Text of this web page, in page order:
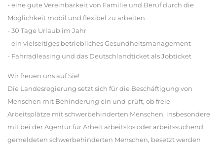
- eine gute Vereinbarkeit von Familie und Beruf durch die
Möglichkeit mobil und flexibel zu arbeiten
- 30 Tage Urlaub im Jahr
- ein vielseitiges betriebliches Gesundheitsmanagement
- Fahrradleasing und das Deutschlandticket als Jobticket
Wir freuen uns auf Sie!
Die Landesregierung setzt sich für die Beschäftigung von
Menschen mit Behinderung ein und prüft, ob freie
Arbeitsplätze mit schwerbehinderten Menschen, insbesondere
mit bei der Agentur für Arbeit arbeitslos oder arbeitssuchend
gemeldeten schwerbehinderten Menschen, besetzt werden